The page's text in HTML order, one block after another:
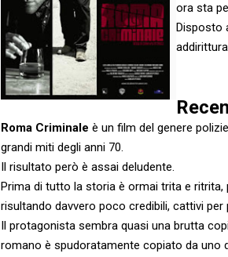
ora sta
Disposto
Roma Criminale è un film del genere
grandi miti degli anni 70.
Il risultato però è assai deludente.
Prima di tutto la storia è ormai trita e
risultando davvero poco credibili, cattivi per
Il protagonista sembra quasi una brutta
romano è spudoratamente copiato da uno